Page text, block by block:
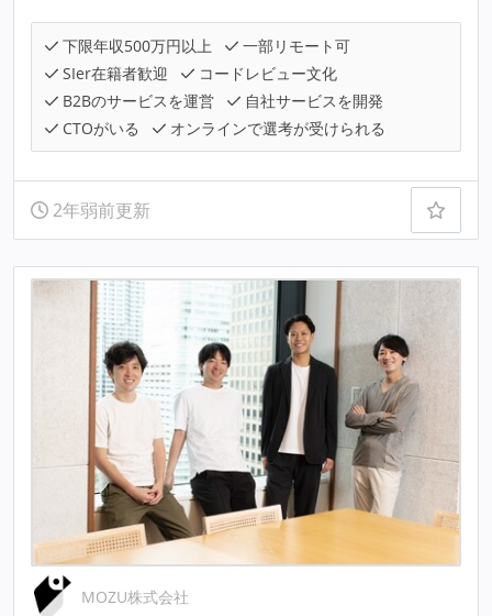
下限年収500万円以上
一部リモート可
SIer在籍者歓迎
コードレビュー文化
B2Bのサービスを運営
自社サービスを開発
CTOがいる
オンラインで選考が受けられる
2年弱前更新
MOZU株式会社